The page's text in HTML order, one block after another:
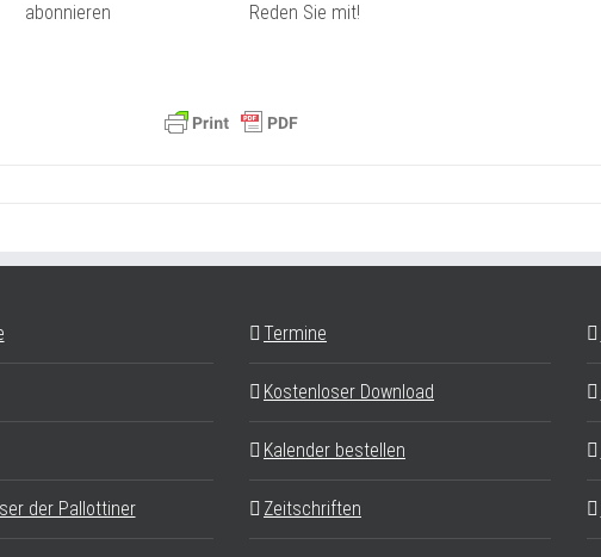
abonnieren
Reden Sie mit!
der Pallottiner
Termine
Kostenloser Download
Kalender bestellen
Zeitschriften